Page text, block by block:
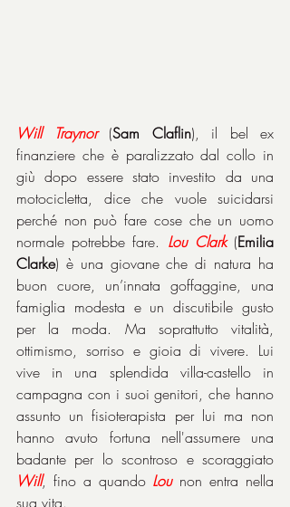
Will Traynor (Sam Claflin), il bel ex
finanziere che è paralizzato dal collo in
giù dopo essere stato investito da una
motocicletta, dice che vuole suicidarsi
perché non può fare cose che un uomo
normale potrebbe fare. Lou Clark (Emilia
Clarke) è una giovane che di natura ha
buon cuore, un’innata goffaggine, una
famiglia modesta e un discutibile gusto
per la moda. Ma soprattutto vitalità,
ottimismo, sorriso e gioia di vivere. Lui
vive in una splendida villa-castello in
campagna con i suoi genitori, che hanno
assunto un fisioterapista per lui ma non
hanno avuto fortuna nell'assumere una
Will, fino a quando Lou non entra nella
sua vita.